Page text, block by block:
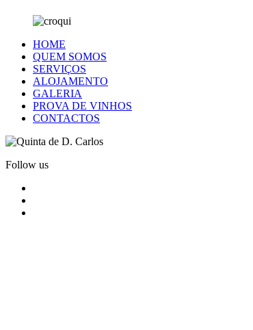
HOME
QUEM SOMOS
SERVIÇOS
ALOJAMENTO
GALERIA
PROVA DE VINHOS
CONTACTOS
Follow us